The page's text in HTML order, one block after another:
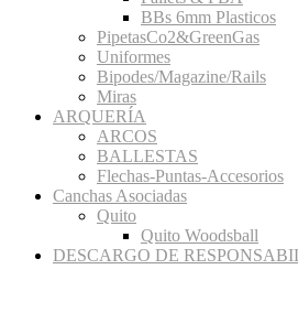
BBs 6mm Plasticos
PipetasCo2&GreenGas
Uniformes
Bipodes/Magazine/Rails
Miras
ARQUERÍA
ARCOS
BALLESTAS
Flechas-Puntas-Accesorios
Canchas Asociadas
Quito
Quito Woodsball
DESCARGO DE